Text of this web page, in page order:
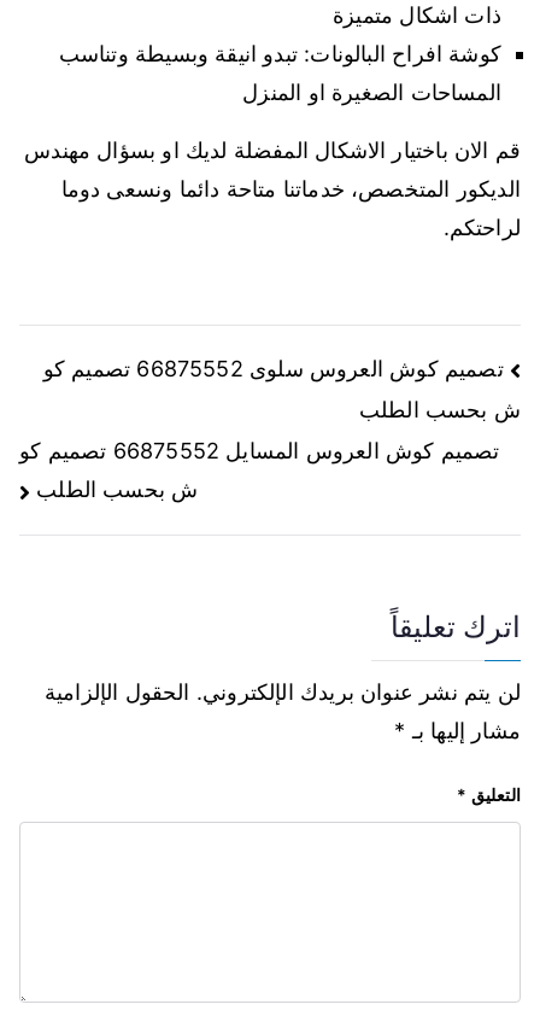
ذات اشكال متميزة
كوشة افراح البالونات: تبدو انيقة وبسيطة وتناسب
المساحات الصغيرة او المنزل
قم الان باختيار الاشكال المفضلة لديك او بسؤال مهندس
الديكور المتخصص، خدماتنا متاحة دائما ونسعى دوما
لراحتكم.
تصميم كوش العروس سلوى 66875552 تصميم كو
ش بحسب الطلب
تصميم كوش العروس المسايل 66875552 تصميم كو
ش بحسب الطلب
اترك تعليقاً
لن يتم نشر عنوان بريدك الإلكتروني. الحقول الإلزامية
مشار إليها بـ *
التعليق *